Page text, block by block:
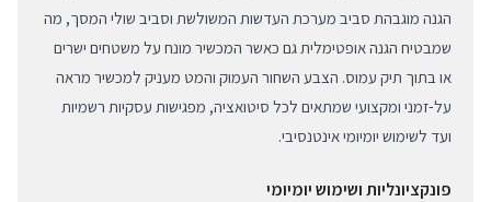
הגנה מוגבהת סביב מערכת העדשות המשולשת וסביב שולי המסך, מה
שמבטיח הגנה אופטימלית גם כאשר המכשיר מונח על משטחים ישרים
או בתוך תיק עמוס. הצבע השחור העמוק והמט מעניק למכשיר מראה
על-זמני ומקצועי שמתאים לכל סיטואציה, מפגישות עסקיות רשמיות
ועד לשימוש יומיומי אינטנסיבי.
פונקציונליות ושימוש יומיומי